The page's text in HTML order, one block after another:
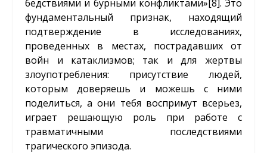
бедствиями и бурными конфликтами»[8]. Это
фундаментальный признак, находящий
подтверждение в исследованиях,
проведенных в местах, пострадавших от
войн и катаклизмов; так и для жертвы
злоупотребления: присутствие людей,
которым доверяешь и можешь с ними
поделиться, а они тебя воспримут всерьез,
играет решающую роль при работе с
травматичными последствиями
трагического эпизода.